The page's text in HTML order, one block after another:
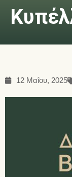
12 Μαΐου, 2025